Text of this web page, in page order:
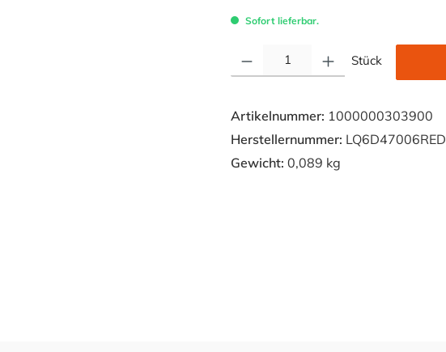
Sofort lieferbar.
Stück
Artikelnummer: 1000000303900
Herstellernummer: LQ6D47006RED
Gewicht: 0,089 kg